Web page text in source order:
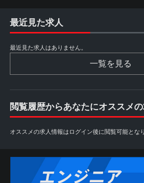
最近見た求人
最近見た求人はありません。
一覧を見る
閲覧履歴からあなたにオススメ
オススメの求人情報はログイン後に閲覧可能とな